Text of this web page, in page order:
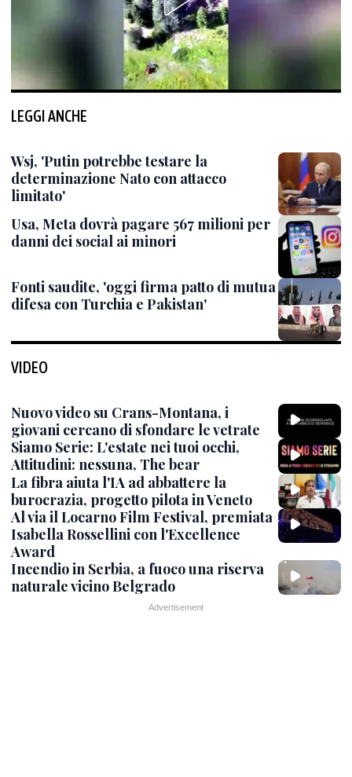
LEGGI ANCHE
Wsj, 'Putin potrebbe testare la
determinazione Nato con attacco
limitato'
Usa, Meta dovrà pagare 567 milioni per
danni dei social ai minori
Fonti saudite, 'oggi firma patto di mutua
difesa con Turchia e Pakistan'
VIDEO
Nuovo video su Crans-Montana, i
giovani cercano di sfondare le vetrate
Siamo Serie: L'estate nei tuoi occhi,
Attitudini: nessuna, The bear
La fibra aiuta l'IA ad abbattere la
burocrazia, progetto pilota in Veneto
Al via il Locarno Film Festival, premiata
Isabella Rossellini con l'Excellence
Award
Incendio in Serbia, a fuoco una riserva
naturale vicino Belgrado